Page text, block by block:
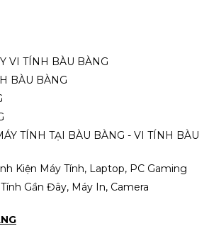
VI TÍNH BÀU BÀNG
BÀU BÀNG
TÍNH TẠI BÀU BÀNG - VI TÍNH BÀU
Kiện Máy Tính, Laptop, PC Gaming
Gần Đây, Máy In, Camera